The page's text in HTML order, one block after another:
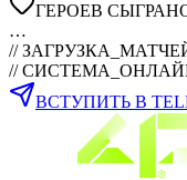
ГЕРОЕВ
…
//
//
ВСТУПИТЬ В